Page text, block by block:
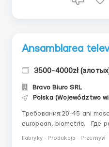
Ansamblarea
3500-4000zł
Bravo Biuro SRL
Polska (Województwo
Требования:20-45 ani
european, biometric. Где работать?Solano ( Uzina de
producere si asamblare a
Fabryky - Produkcja - Przemysł